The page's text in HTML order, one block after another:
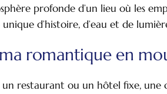
profonde d’un lieu où les
unique d’histoire, d’eau et de
romantique en
restaurant ou un hôtel fixe, une